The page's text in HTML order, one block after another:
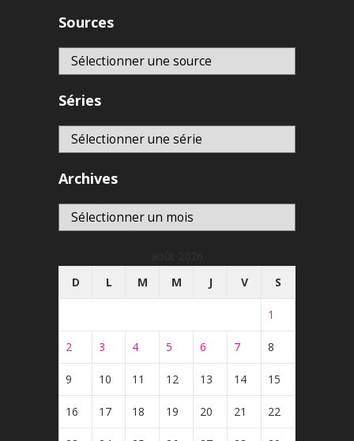
Sources
Séries
Archives
Archives
D
L M M J V S
1
2 3 4 5 6 7 8
9 10 11 12 13 14 15
16 17 18 19 20 21 22